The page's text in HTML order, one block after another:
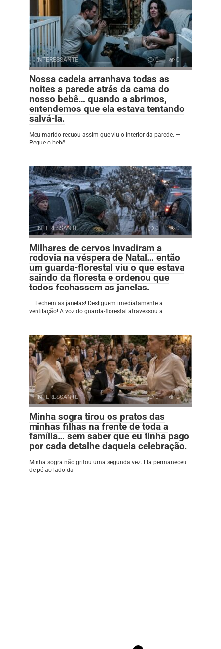
INTERESSANTE 0 0
Nossa cadela arranhava todas as
noites a parede atrás da cama do
nosso bebê… quando a abrimos,
entendemos que ela estava tentando
salvá-la.
Meu marido recuou assim que viu o interior da parede. —
Pegue o bebê
INTERESSANTE 0 0
Milhares de cervos invadiram a
rodovia na véspera de Natal… então
um guarda-florestal viu o que estava
saindo da floresta e ordenou que
todos fechassem as janelas.
— Fechem as janelas! Desliguem imediatamente a
ventilação! A voz do guarda-florestal atravessou a
INTERESSANTE 0 0
Minha sogra tirou os pratos das
minhas filhas na frente de toda a
família… sem saber que eu tinha pago
por cada detalhe daquela celebração.
Minha sogra não gritou uma segunda vez. Ela permaneceu
de pé ao lado da